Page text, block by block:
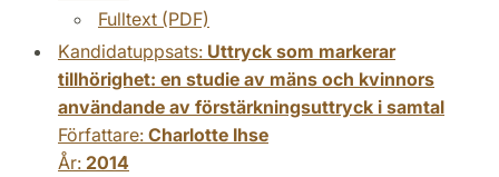
Fulltext (PDF)
Kandidatuppsats: Uttryck som markerar
tillhörighet: en studie av mäns och kvinnors
användande av förstärkningsuttryck i samtal
Författare: Charlotte Ihse
År: 2014